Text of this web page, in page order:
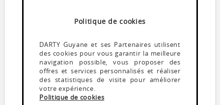
Accessoire café
BIALETTI TAMIS DOLCE CHEF
Politique de cookies
DARTY Guyane et ses Partenaires utilisent
des cookies pour vous garantir la meilleure
navigation possible, vous proposer des
offres et services personnalisés et réaliser
des statistiques de visite pour améliorer
votre expérience.
Politique de cookies